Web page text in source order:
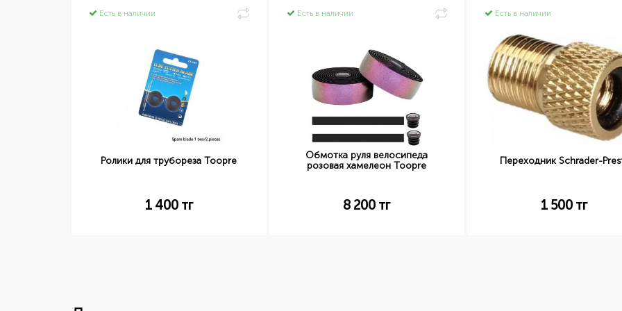
Есть в наличии
Ролики для трубореза Toopre
1 400тг
Есть в наличии
Обмотка руля велосипеда
розовая хамелеон Toopre
8 200 тг
Есть в наличии
Переходник Schrader-
1 500 тг